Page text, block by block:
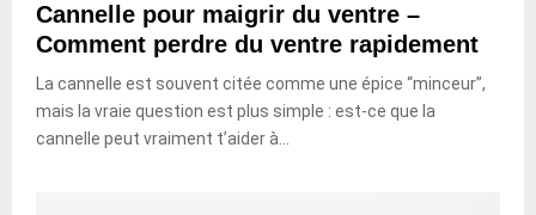
Cannelle pour maigrir du ventre –
Comment perdre du ventre rapidement
La cannelle est souvent citée comme une épice “minceur”,
mais la vraie question est plus simple : est-ce que la
cannelle peut vraiment t’aider à...